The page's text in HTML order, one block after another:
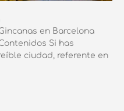
en Barcelona
Si has
ciudad, referente en